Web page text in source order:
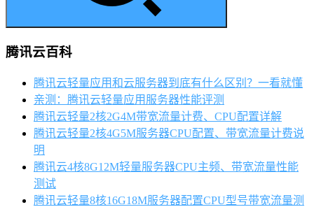
腾讯云百科
腾讯云轻量应用和云服务器到底有什么区别？一看就懂
亲测：腾讯云轻量应用服务器性能评测
腾讯云轻量2核2G4M带宽流量计费、CPU配置详解
腾讯云轻量2核4G5M服务器CPU配置、带宽流量计费说
明
腾讯云4核8G12M轻量服务器CPU主频、带宽流量性能
测试
腾讯云轻量8核16G18M服务器配置CPU型号带宽流量测